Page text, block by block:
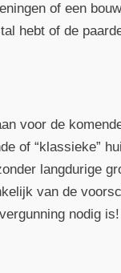
of een
hebt of de
voor de
of “klassieke”
langdurige
van de
nodig